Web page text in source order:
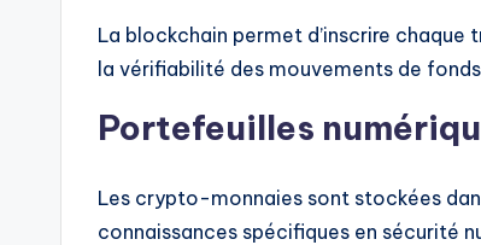
La blockchain permet d’inscrire
la vérifiabilité des mouvements de
Portefeuilles
Les crypto-monnaies sont stockées
connaissances spécifiques en sécurité